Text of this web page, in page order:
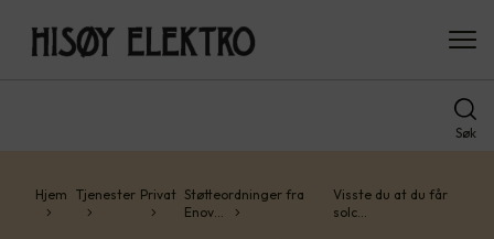
Søk
Hjem Tjenester Privat Støtteordninger fra
Enov…
Visste du at du får
solc…